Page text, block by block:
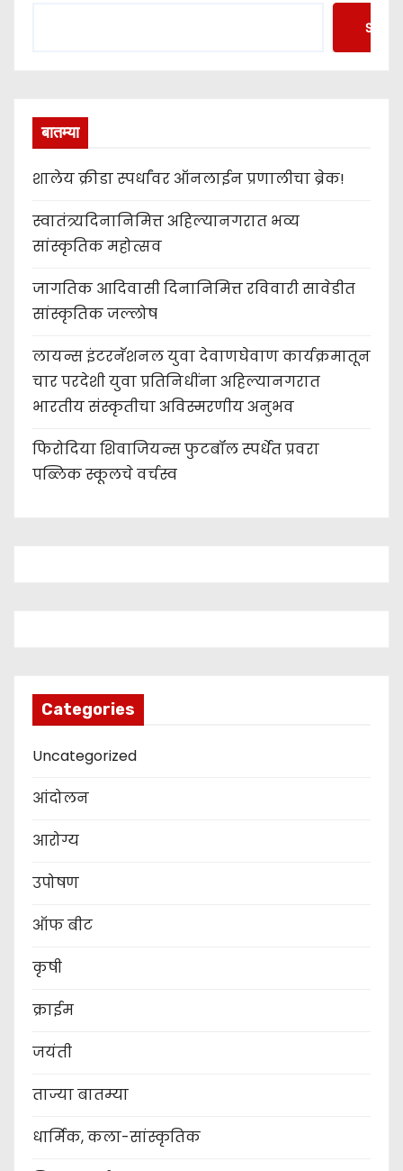
बातम्या
शालेय क्रीडा स्पर्धांवर ऑनलाईन प्रणालीचा ब्रेक!
स्वातंत्र्यदिनानिमित्त अहिल्यानगरात भव्य
सांस्कृतिक महोत्सव
जागतिक आदिवासी दिनानिमित्त रविवारी सावेडीत
सांस्कृतिक जल्लोष
लायन्स इंटरनॅशनल युवा देवाणघेवाण कार्यक्रमातून
चार परदेशी युवा प्रतिनिधींना अहिल्यानगरात
भारतीय संस्कृतीचा अविस्मरणीय अनुभव
फिरोदिया शिवाजियन्स फुटबॉल स्पर्धेत प्रवरा
पब्लिक स्कूलचे वर्चस्व
Categories
Uncategorized
आंदोलन
आरोग्य
उपोषण
ऑफ बीट
कृषी
क्राईम
जयंती
ताज्या बातम्या
धार्मिक, कला-सांस्कृतिक